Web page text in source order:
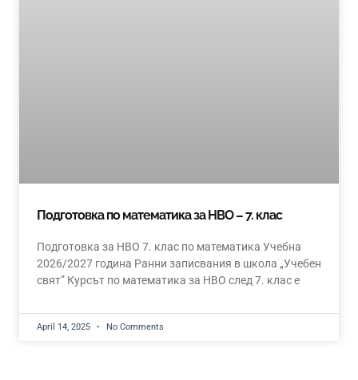
Подготовка по математика за НВО – 7. клас
Подготовка за НВО 7. клас по математика Учебна
2026/2027 година Ранни записвания в школа „Учебен
свят” Курсът по математика за НВО след 7. клас е
April 14, 2025 No Comments